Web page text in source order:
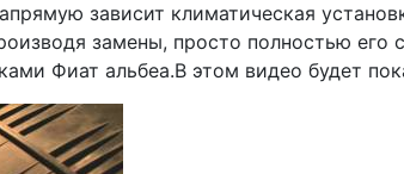
зависит климатическая
замены, просто полностью
Фиат альбеа.В этом видео будет